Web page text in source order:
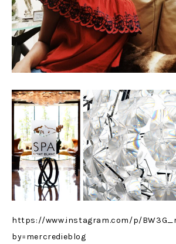
https://www.instagram.com/p/
by=mercredieblog